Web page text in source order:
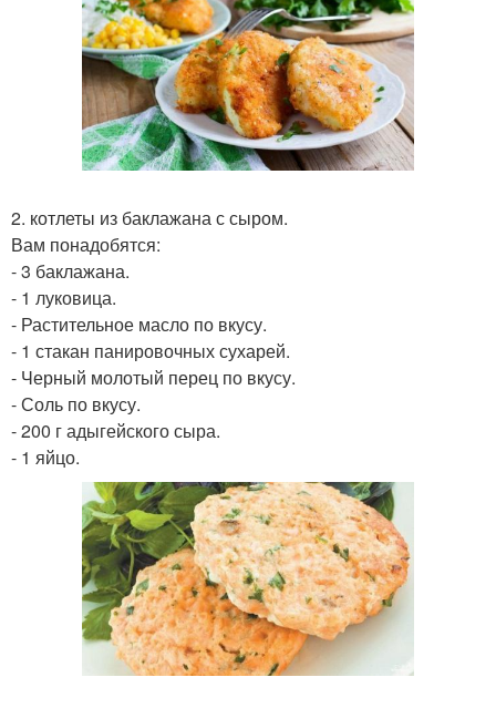
2. котлеты из баклажана с сыром.
Вам понадобятся:
- 3 баклажана.
- 1 луковица.
- Растительное масло по вкусу.
- 1 стакан панировочных сухарей.
- Черный молотый перец по вкусу.
- Соль по вкусу.
- 200 г адыгейского сыра.
- 1 яйцо.